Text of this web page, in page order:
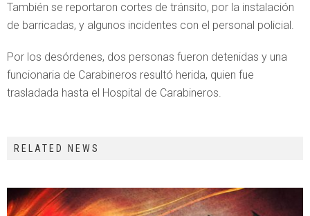
También se reportaron cortes de tránsito, por la instalación
de barricadas, y algunos incidentes con el personal policial.
Por los desórdenes, dos personas fueron detenidas y una
funcionaria de Carabineros resultó herida, quien fue
trasladada hasta el Hospital de Carabineros.
RELATED NEWS